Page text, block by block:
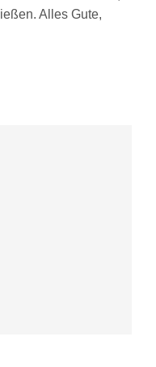
Alles Gute,